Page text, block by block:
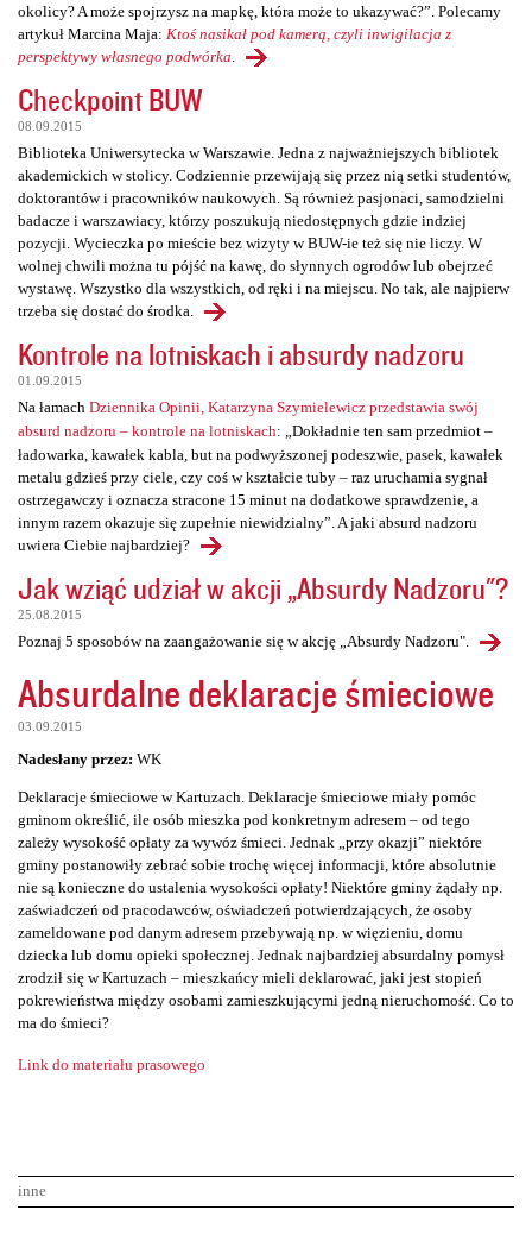
okolicy? A może spojrzysz na mapkę, która może to ukazywać?”. Polecamy
artykuł Marcina Maja: Ktoś nasikał pod kamerą, czyli inwigilacja z
perspektywy własnego podwórka
Checkpoint BUW
08.09.2015
Biblioteka Uniwersytecka w Warszawie. Jedna z najważniejszych bibliotek
akademickich w stolicy. Codziennie przewijają się przez nią setki studentów,
doktorantów i pracowników naukowych. Są również pasjonaci, samodzielni
badacze i warszawiacy, którzy poszukują niedostępnych gdzie indziej
pozycji. Wycieczka po mieście bez wizyty w BUW-ie też się nie liczy. W
wolnej chwili można tu pójść na kawę, do słynnych ogrodów lub obejrzeć
wystawę. Wszystko dla wszystkich, od ręki i na miejscu. No tak, ale najpierw
trzeba się dostać do środka.
Kontrole na lotniskach i absurdy nadzoru
01.09.2015
Na łamach Dziennika Opinii, Katarzyna Szymielewicz przedstawia swój
absurd nadzoru – kontrole na lotniskach: „Dokładnie ten sam przedmiot –
ładowarka, kawałek kabla, but na podwyższonej podeszwie, pasek, kawałek
metalu gdzieś przy ciele, czy coś w kształcie tuby – raz uruchamia sygnał
ostrzegawczy i oznacza stracone 15 minut na dodatkowe sprawdzenie, a
innym razem okazuje się zupełnie niewidzialny”. A jaki absurd nadzoru
uwiera Ciebie najbardziej?
Jak wziąć udział w akcji „Absurdy Nadzoru"?
25.08.2015
Poznaj 5 sposobów na zaangażowanie się w akcję „Absurdy Nadzoru".
Absurdalne deklaracje śmieciowe
03.09.2015
Nadesłany przez: WK
Deklaracje śmieciowe w Kartuzach. Deklaracje śmieciowe miały pomóc
gminom określić, ile osób mieszka pod konkretnym adresem – od tego
zależy wysokość opłaty za wywóz śmieci. Jednak „przy okazji” niektóre
gminy postanowiły zebrać sobie trochę więcej informacji, które absolutnie
nie są konieczne do ustalenia wysokości opłaty! Niektóre gminy żądały np.
zaświadczeń od pracodawców, oświadczeń potwierdzających, że osoby
zameldowane pod danym adresem przebywają np. w więzieniu, domu
dziecka lub domu opieki społecznej. Jednak najbardziej absurdalny pomysł
zrodził się w Kartuzach – mieszkańcy mieli deklarować, jaki jest stopień
pokrewieństwa między osobami zamieszkującymi jedną nieruchomość. Co to
ma do śmieci?
Link do materiału prasowego
inne